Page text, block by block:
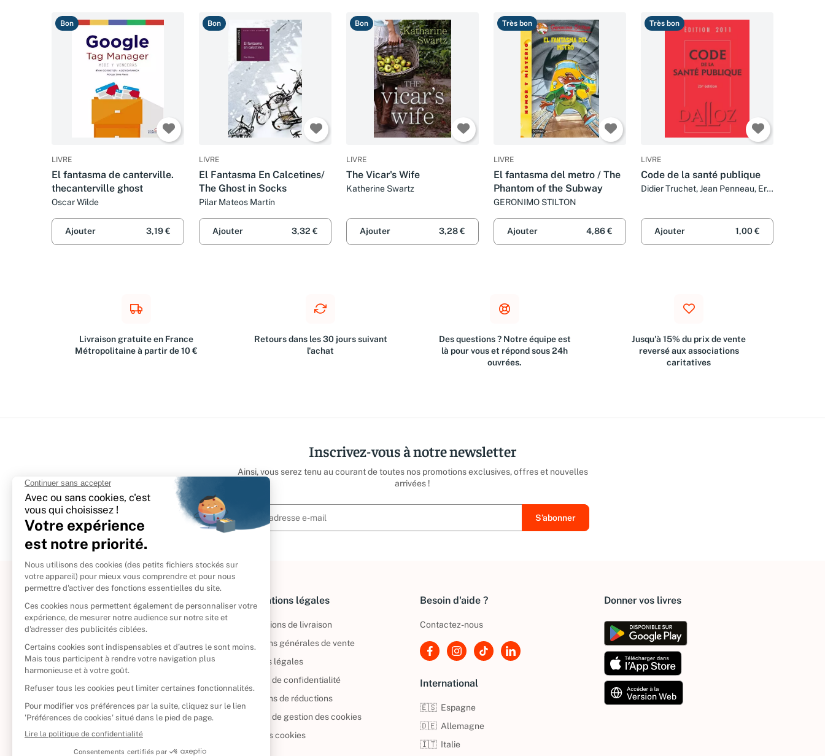
Bon
LIVRE
El fantasma de canterville.
thecanterville ghost
Oscar Wilde
Ajouter 3,19 €
Bon
LIVRE
El Fantasma En Calcetines/
The Ghost in Socks
Pilar Mateos Martín
Ajouter 3,32 €
Bon
LIVRE
The Vicar's Wife
Katherine Swartz
Ajouter 3,28 €
Très bon
LIVRE
El fantasma del metro / The
Phantom of the Subway
GERONIMO STILTON
Ajouter 4,86 €
Très bon
LIVRE
Code de la santé publique
Didier Truchet, Jean Penneau, Eric
Ajouter 1,00 €
Livraison gratuite en France
Métropolitaine à partir de 10 €
Retours dans les 30 jours suivant
l'achat
Des questions ? Notre équipe est
là pour vous et répond sous 24h
ouvrées.
Jusqu'à 15% du prix de vente
reversé aux associations
caritatives
Inscrivez-vous à notre newsletter
Ainsi, vous serez tenu au courant de toutes nos promotions exclusives, offres et nouvelles
arrivées !
À propos
Politique de retour
Reprendre vos livres
Qui sommes-nous ?
CD d'occasion
DVD d'occasion
Livres d’occasion
Informations légales
Informations de livraison
Conditions générales de vente
Mentions légales
Politique de confidentialité
Conditions de réductions
Politique de gestion des cookies
Gérer vos cookies
Besoin d'aide ?
Contactez-nous
International
🇪🇸 Espagne
🇩🇪 Allemagne
🇮🇹 Italie
Donner vos livres